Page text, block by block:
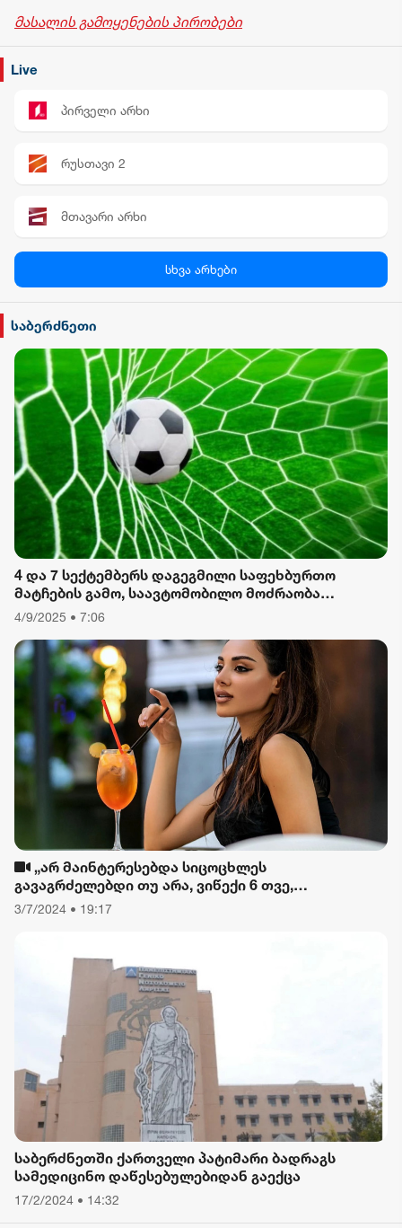
რეზერვები 7.5
მილიარდ აშშ
მასალის გამოყენების პირობები
Live
პირველი არხი
რუსთავი 2
მთავარი არხი
სილქ უნივერსალი
TV პირველი
ფორმულა
რიონი
სხვა არხები
საბერძნეთი
4 და 7 სექტემბერს დაგეგმილი საფეხბურთო
მატჩების გამო, საავტომობილო მოძრაობა
შეიზღუდება
4/9/2025 • 7:06
„არ მაინტერესებდა სიცოცხლეს
გავაგრძელებდი თუ არა, ვიწექი 6 თვე,
დავიწყებული მქონდა კვება, ფიზიკური მოძრაობა“
3/7/2024 • 19:17
საბერძნეთში ქართველი პატიმარი ბადრაგს
სამედიცინო დაწესებულებიდან გაექცა
17/2/2024 • 14:32